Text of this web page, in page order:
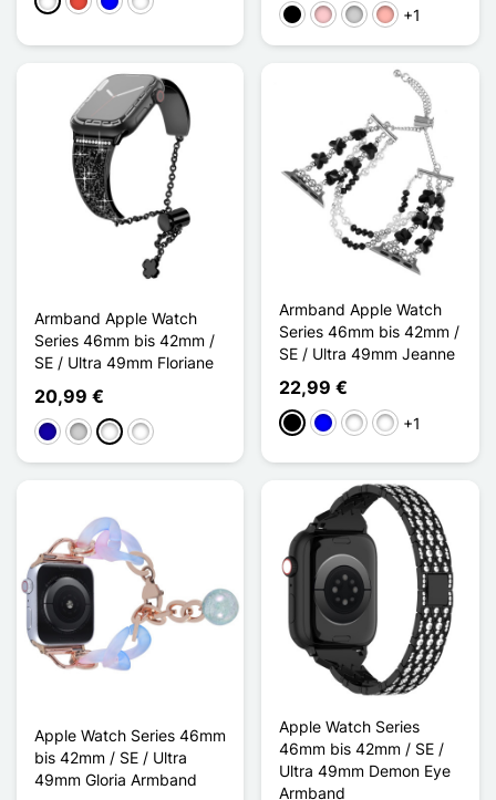
Schwarz
PinkSilberRoségold
+1
Armband Apple Watch
Series 46mm bis 42mm /
SE / Ultra 49mm Floriane
20,99 €
Dunkelblau
SilberNoir/NoirOr Rose / Argenté
Armband Apple Watch
Series 46mm bis 42mm /
SE / Ultra 49mm Jeanne
22,99 €
Schwarz
BlauTransparent /
Rose / Doré
+1
Apple Watch Series 46mm
bis 42mm / SE / Ultra
49mm Gloria Armband
Apple Watch Series
46mm bis 42mm / SE /
Ultra 49mm Demon Eye
Armband